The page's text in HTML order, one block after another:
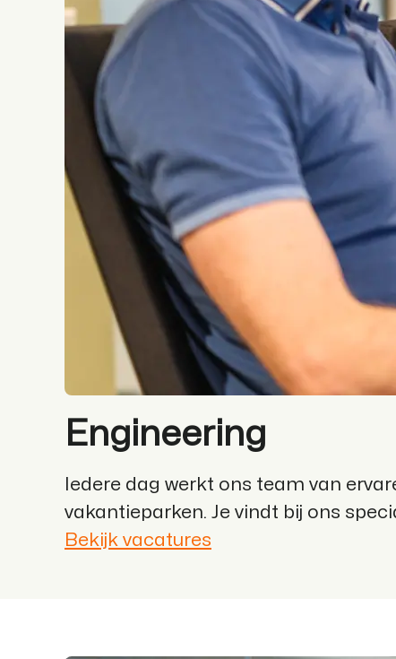
Engineering
Iedere dag werkt ons team van
vakantieparken. Je vindt bij ons
Bekijk vacatures